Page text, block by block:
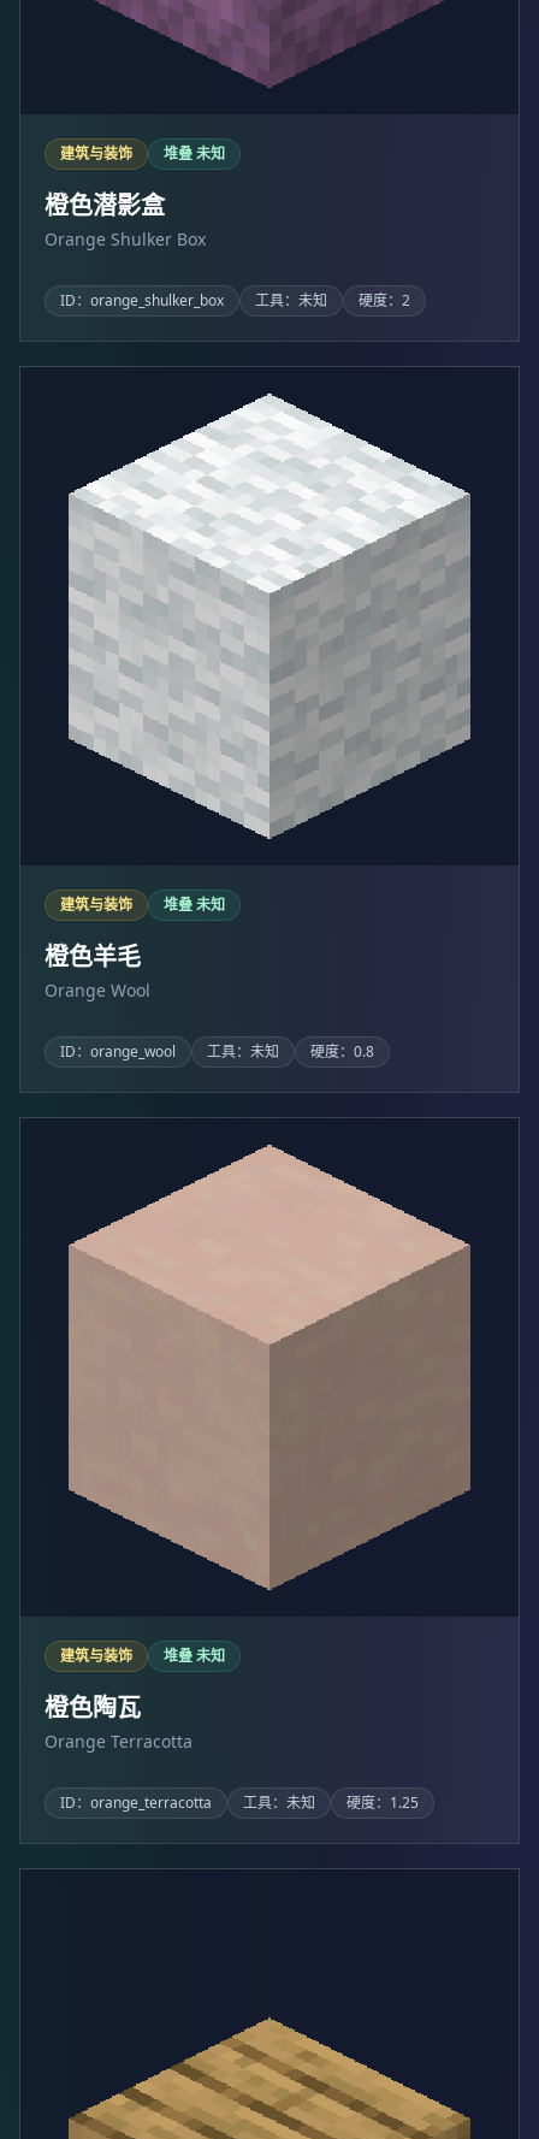
建筑与装饰 堆叠 未知
橙色潜影盒
Orange Shulker Box
ID：orange_shulker_box 工具：未知 硬度：2
建筑与装饰 堆叠 未知
橙色羊毛
Orange Wool
ID：orange_wool 工具：未知 硬度：0.8
建筑与装饰 堆叠 未知
橙色陶瓦
Orange Terracotta
ID：orange_terracotta 工具：未知 硬度：1.25